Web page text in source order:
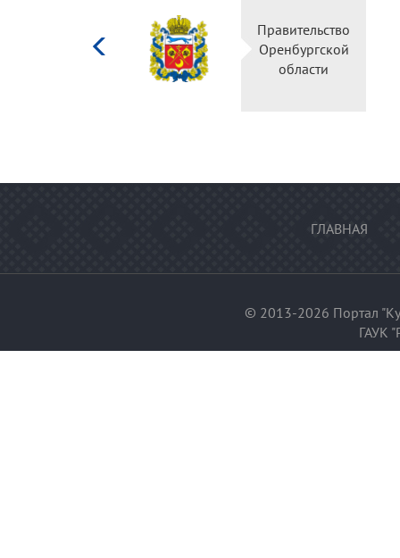
культуры
Российской
Правительство
Оренбургской
области
ГЛАВНАЯ
© 2013-2026 Портал
ГАУК